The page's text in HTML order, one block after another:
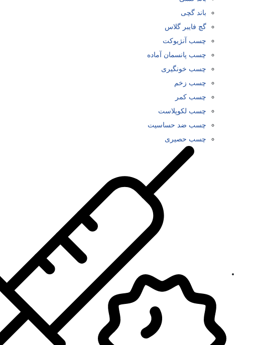
باند گچی
گچ فایبر گلاس
چسب آنژیوکت
چسب پانسمان آماده
چسب خونگیری
چسب زخم
چسب کمر
چسب لکوپلاست
چسب ضد حساسیت
چسب حصیری